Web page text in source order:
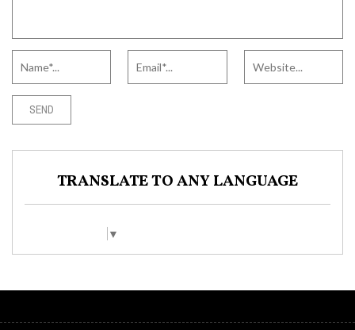
TRANSLATE TO ANY LANGUAGE
▼